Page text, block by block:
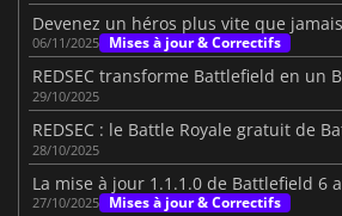
06/11/2025 Mises à jour & Correctifs
29/10/2025
28/10/2025
27/10/2025 Mises à jour & Correctifs